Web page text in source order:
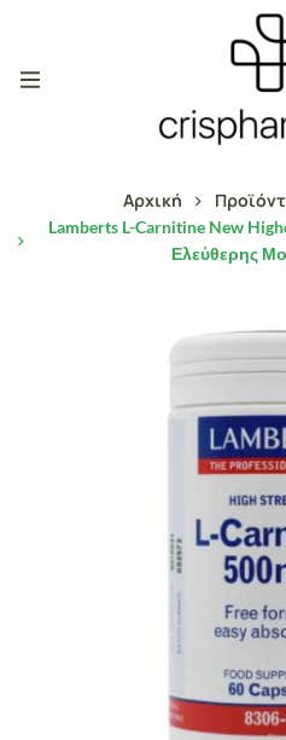
Αρχική
Lamberts L-Carnitine New
Ελεύθερης